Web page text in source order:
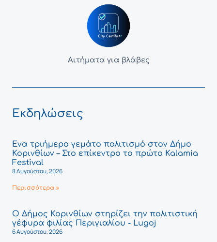
Αιτήματα για βλάβες
Εκδηλώσεις
Ένα τριήμερο γεμάτο πολιτισμό στον Δήμο
Κορινθίων – Στο επίκεντρο το πρώτο Kalamia
Festival
8 Αυγούστου, 2026
Περισσότερα »
Ο Δήμος Κορινθίων στηρίζει την πολιτιστική
γέφυρα φιλίας Περιγιαλίου - Lugoj
6 Αυγούστου, 2026